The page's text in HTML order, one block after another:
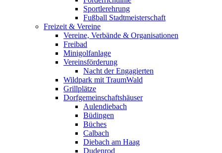
Sportlerehrung
Fußball Stadtmeisterschaft
Freizeit & Vereine
Vereine, Verbände & Organisationen
Freibad
Minigolfanlage
Vereinsförderung
Nacht der Engagierten
Wildpark mit TraumWald
Grillplätze
Dorfgemeinschaftshäuser
Aulendiebach
Büdingen
Büches
Calbach
Diebach am Haag
Dudenrod